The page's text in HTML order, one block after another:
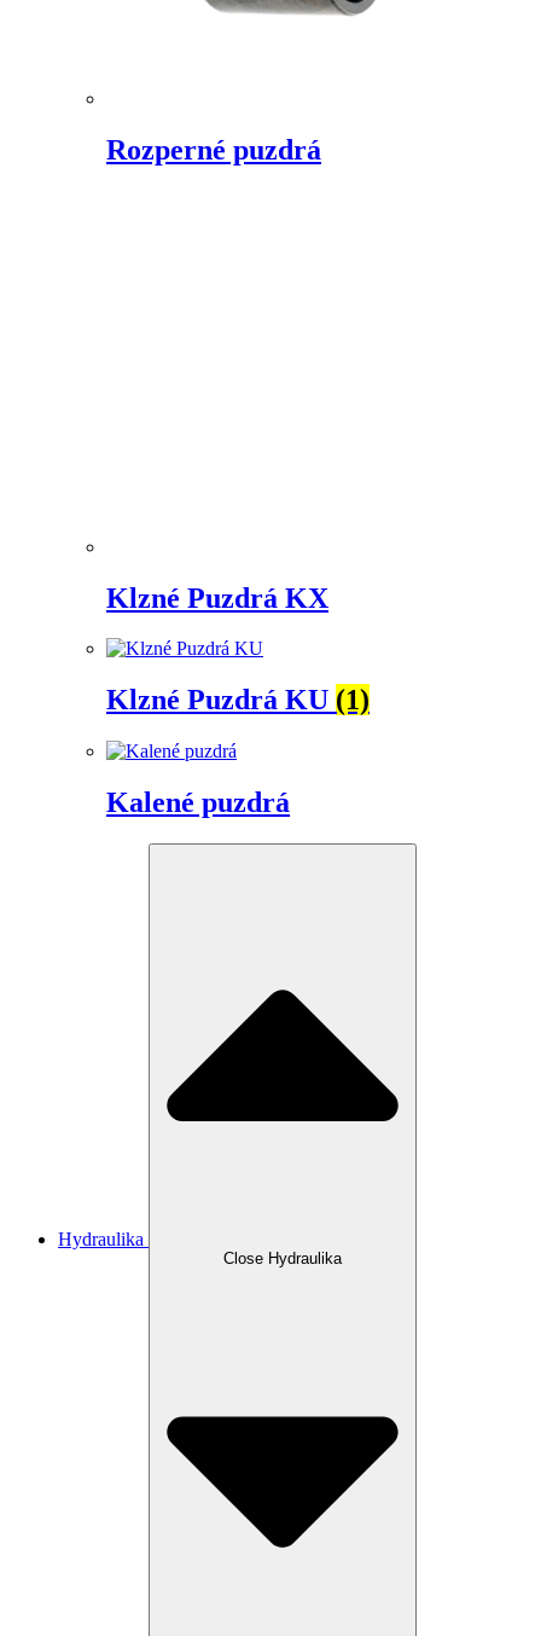
Rozperné puzdrá
Klzné Puzdrá KX
Klzné Puzdrá KU (1)
Kalené puzdrá
Hydraulika
Close Hydraulika